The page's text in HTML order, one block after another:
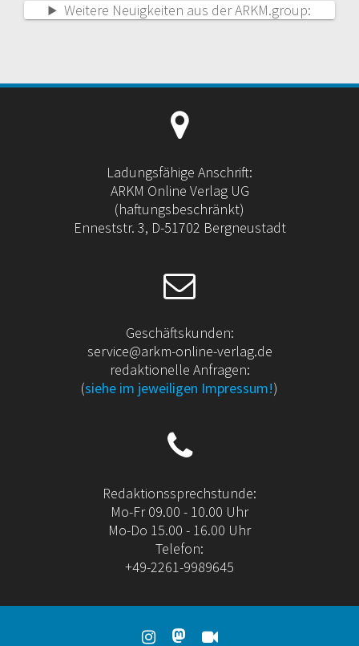
Weitere Neuigkeiten aus der ARKM.group:
Ladungsfähige Anschrift:
ARKM Online Verlag UG
(haftungsbeschränkt)
Enneststr. 3, D-51702 Bergneustadt
Geschäftskunden:
service@arkm-online-verlag.de
redaktionelle Anfragen:
(siehe im jeweiligen Impressum!)
Redaktionssprechstunde:
Mo-Fr 09.00 - 10.00 Uhr
Mo-Do 15.00 - 16.00 Uhr
Telefon:
+49-2261-9989645